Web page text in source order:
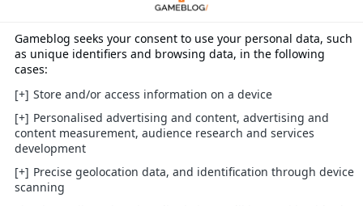
dansP4D. On pourra bien sûr compter sur
quelques DLC payants, et trois gratuits dont un de
P3D (histoire de donner envie d'acheter la "version
bleue" si tu n'as que la rouge). Malheureusement,
ce qui était un point fort de l'épisode précédent, à
savoir sa playlist vraiment dansante, ne l'est pas
autant autant ici. Les chansons ne sont vraiment